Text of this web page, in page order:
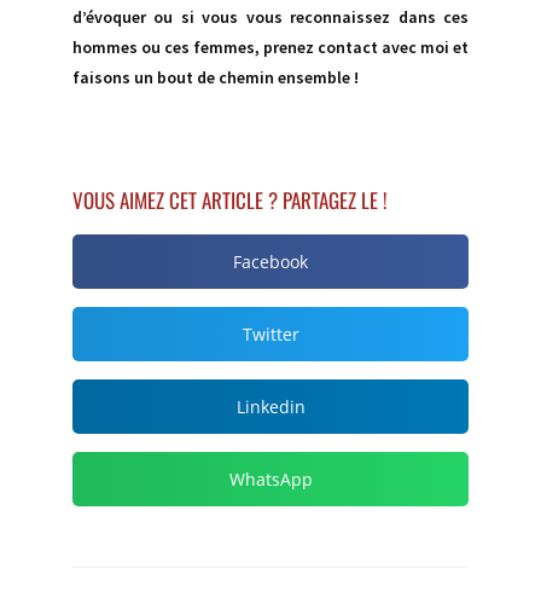
d’évoquer ou si vous vous reconnaissez dans ces
hommes ou ces femmes, prenez contact avec moi et
faisons un bout de chemin ensemble !
VOUS AIMEZ CET ARTICLE ? PARTAGEZ LE !
Facebook
Twitter
Linkedin
WhatsApp